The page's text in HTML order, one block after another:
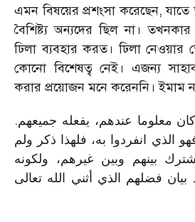
এমন বিষয়ের প্রশংসা করেছেন, যাতে
বৈশিষ্ট্য অন্যদের ছিল না।
ঢিলা ব্যবহার করত। ঢিলা নেওয়ার
কোনো বিশেষত্ব নেই। এজন্য
করার প্রয়োজন মনে করেননি। ইমাম
معلوما عندهم، يفعله جميعهم.
فهو الذي انفردوا به، فلهذا ذكر ولم
بينهم وبين غيرهم، ولكونه
فضلهم الذي أثني الله تعالى